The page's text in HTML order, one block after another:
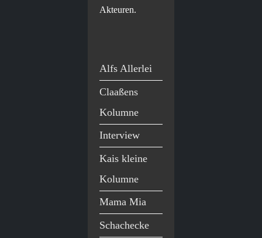
Akteuren.
Alfs Allerlei
Claaßens
Kolumne
Interview
Kais kleine
Kolumne
Mama Mia
Schachecke